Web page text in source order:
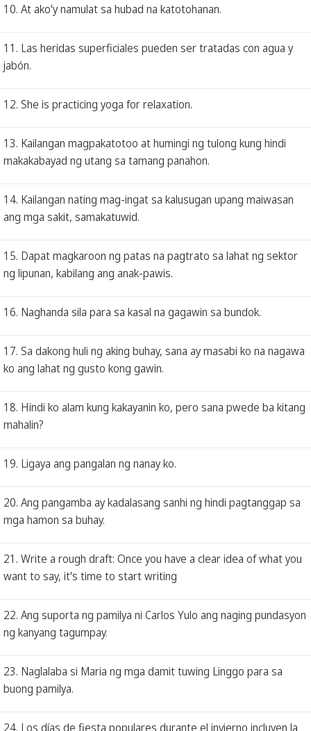
10. At ako'y namulat sa hubad na katotohanan.
11. Las heridas superficiales pueden ser tratadas con agua y
jabón.
12. She is practicing yoga for relaxation.
13. Kailangan magpakatotoo at humingi ng tulong kung hindi
makakabayad ng utang sa tamang panahon.
14. Kailangan nating mag-ingat sa kalusugan upang maiwasan
ang mga sakit, samakatuwid.
15. Dapat magkaroon ng patas na pagtrato sa lahat ng sektor
ng lipunan, kabilang ang anak-pawis.
16. Naghanda sila para sa kasal na gagawin sa bundok.
17. Sa dakong huli ng aking buhay, sana ay masabi ko na nagawa
ko ang lahat ng gusto kong gawin.
18. Hindi ko alam kung kakayanin ko, pero sana pwede ba kitang
mahalin?
19. Ligaya ang pangalan ng nanay ko.
20. Ang pangamba ay kadalasang sanhi ng hindi pagtanggap sa
mga hamon sa buhay.
21. Write a rough draft: Once you have a clear idea of what you
want to say, it's time to start writing
22. Ang suporta ng pamilya ni Carlos Yulo ang naging pundasyon
ng kanyang tagumpay.
23. Naglalaba si Maria ng mga damit tuwing Linggo para sa
buong pamilya.
24. Los días de fiesta populares durante el invierno incluyen la